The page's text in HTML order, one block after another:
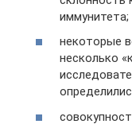
иммунитета;
некоторые
несколько